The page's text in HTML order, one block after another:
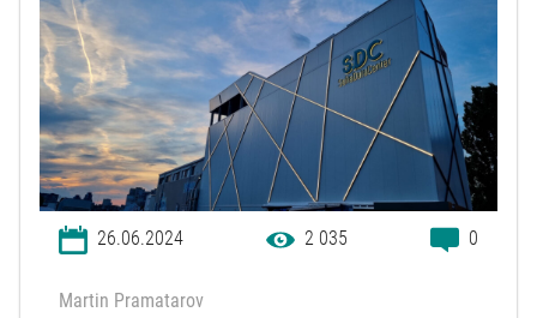
26.06.2024 2 035 0
Martin Pramatarov